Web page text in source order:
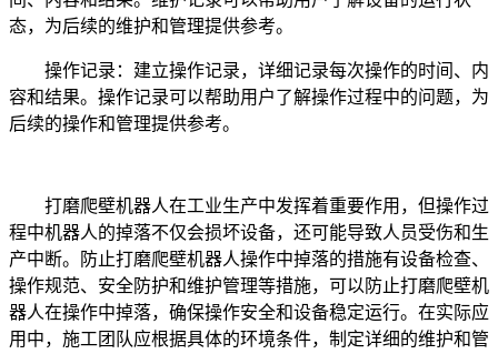
态，为后续的维护和管理提供参考。
操作记录：建立操作记录，详细记录每次操作的时间、内
容和结果。操作记录可以帮助用户了解操作过程中的问题，为
后续的操作和管理提供参考。
打磨爬壁机器人在工业生产中发挥着重要作用，但操作过
程中机器人的掉落不仅会损坏设备，还可能导致人员受伤和生
产中断。防止打磨爬壁机器人操作中掉落的措施有设备检查、
操作规范、安全防护和维护管理等措施，可以防止打磨爬壁机
器人在操作中掉落，确保操作安全和设备稳定运行。在实际应
用中，施工团队应根据具体的环境条件，制定详细的维护和管